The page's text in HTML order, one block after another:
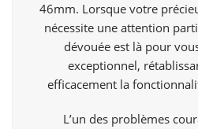
46mm. Lorsque votre
nécessite une attention
dévouée est là pour
exceptionnel,
efficacement la
L’un des problèmes